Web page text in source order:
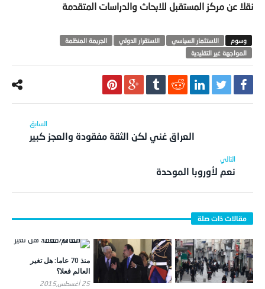
نقلا عن مركز المستقبل للابحاث والدراسات المتقدمة
الاستثمار السياسي الاستقرار الدولي
الجريمة المنظمة
المواجهة غير التقليدية
العراق غني لكن الثقة مفقودة والعجز كبير
نعم لأوروبا الموحدة
منذ 70 عاما: هل تغير
العالم فعلا؟
25 أغسطس,2015